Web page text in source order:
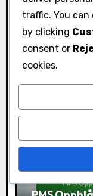
PMS
traffic. You
by clicking
consent or
cookies.